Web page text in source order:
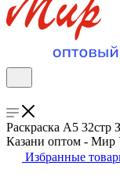
Раскраска А5 32стр
Казани оптом - Мир
Избранные